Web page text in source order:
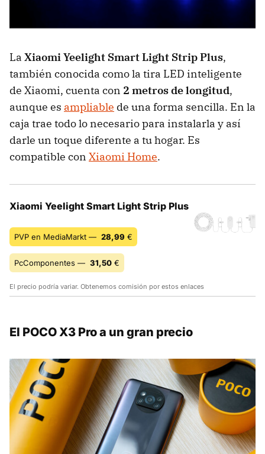
La Xiaomi Yeelight Smart Light Strip Plus,
también conocida como la tira LED inteligente
de Xiaomi, cuenta con 2 metros de longitud,
aunque es ampliable de una forma sencilla. En la
caja trae todo lo necesario para instalarla y así
darle un toque diferente a tu hogar. Es
compatible con Xiaomi Home.
Xiaomi Yeelight Smart Light Strip Plus
PVP en MediaMarkt — 28,99 €
PcComponentes — 31,50 €
El precio podría variar. Obtenemos comisión por estos enlaces
El POCO X3 Pro a un gran precio